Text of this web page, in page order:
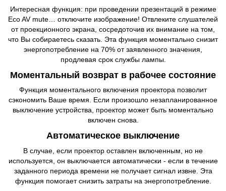
Интересная функция: при проведении презентаций в режиме
Eco AV mute… отключите изображение! Отвлеките слушателей
от проекционного экрана, сосредоточив их внимание на том,
что Вы собираетесь сказать. Эта функция моментально снизит
энергопотребление на 70% от заявленного значения,
продлевая срок службы лампы.
Моментальный возврат в рабочее состояние
Функция моментального включения проектора позволит
сэкономить Ваше время. Если произошло незапланированное
выключение устройства, проектор может быть моментально
включен снова.
Автоматическое выключение
В случае, если проектор оставлен включенным, но не
используется, он выключается автоматически - если в течение
заданного периода времени не получает сигнал извне. Эта
функция помогает снизить затраты на энергопотребление.